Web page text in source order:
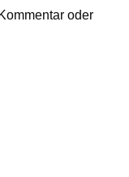
oder